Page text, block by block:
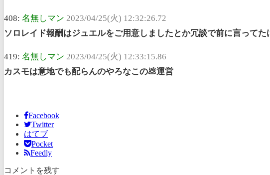
408: 名無しマン 2023/04/25(火) 12:32:26.72
ソロレイド報酬はジュエルをご用意しましたとか冗談で前に言って
419: 名無しマン 2023/04/25(火) 12:33:15.86
カスモは意地でも配らんのやろなこの💩運営
Facebook
Twitter
はてブ
Pocket
Feedly
コメントを残す